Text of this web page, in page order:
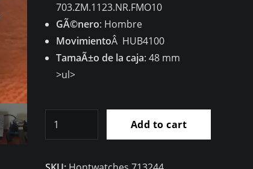
703.ZM.1123.NR.FMO10
GÃ©nero: Hombre
MovimientoÂ HUB4100
TamaÃ±o de la caja: 48 mm
>ul>
Add to cart